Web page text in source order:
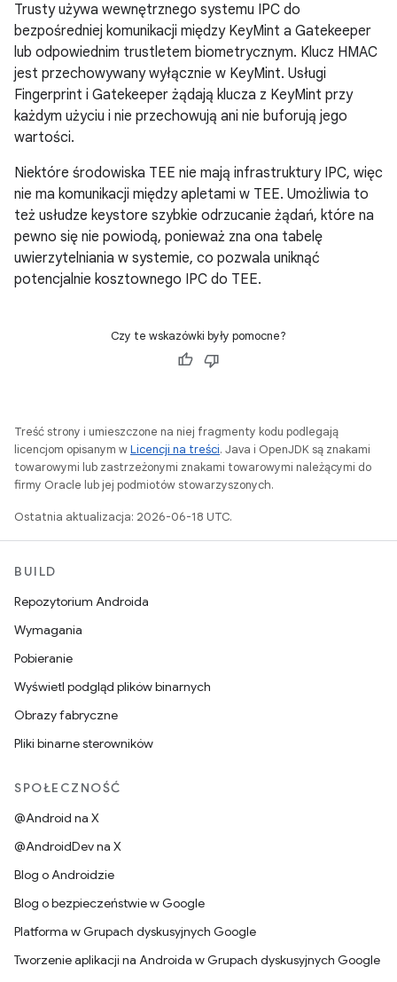
Trusty używa wewnętrznego systemu IPC do
bezpośredniej komunikacji między KeyMint a Gatekeeper
lub odpowiednim trustletem biometrycznym. Klucz HMAC
jest przechowywany wyłącznie w KeyMint. Usługi
Fingerprint i Gatekeeper żądają klucza z KeyMint przy
każdym użyciu i nie przechowują ani nie buforują jego
wartości.
Niektóre środowiska TEE nie mają infrastruktury IPC, więc
nie ma komunikacji między apletami w TEE. Umożliwia to
też usłudze keystore szybkie odrzucanie żądań, które na
pewno się nie powiodą, ponieważ zna ona tabelę
uwierzytelniania w systemie, co pozwala uniknąć
potencjalnie kosztownego IPC do TEE.
Czy te wskazówki były pomocne?
Treść strony i umieszczone na niej fragmenty kodu podlegają
licencjom opisanym wLicencji na treści. Java i OpenJDK są znakami
towarowymi lub zastrzeżonymi znakami towarowymi należącymi do
firmy Oracle lub jej podmiotów stowarzyszonych.
Ostatnia aktualizacja: 2026-06-18 UTC.
BUILD
Repozytorium Androida
Wymagania
Pobieranie
Wyświetl podgląd plików binarnych
Obrazy fabryczne
Pliki binarne sterowników
SPOŁECZNOŚĆ
@Android na X
@AndroidDev na X
Blog o Androidzie
Blog o bezpieczeństwie w Google
Platforma w Grupach dyskusyjnych Google
Tworzenie aplikacji na Androida w Grupach dyskusyjnych Google